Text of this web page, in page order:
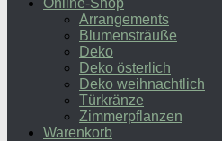
Online-Shop
Arrangements
Blumensträuße
Deko
Deko österlich
Deko weihnachtlich
Türkränze
Zimmerpflanzen
Warenkorb